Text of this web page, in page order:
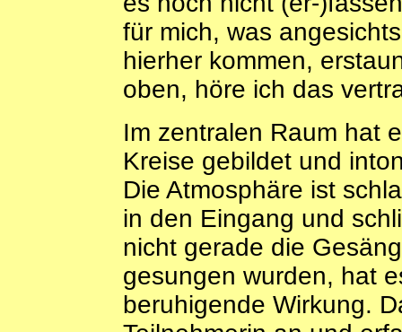
für mich, was
hierher kommen,
oben, höre ich das
Im zentralen Raum hat
Kreise gebildet und
Die Atmosphäre ist
in den Eingang und
nicht gerade die
gesungen wurden, hat
beruhigende Wirkung.